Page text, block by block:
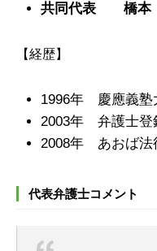
共同代表 橋
【経歴】
1996年 慶應義塾
2003年 弁護士登
2008年 あおば法
代表弁護士コメント